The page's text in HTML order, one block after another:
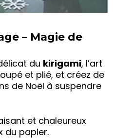
– Magie de
du kirigami, l’art
et plié, et créez de
de Noël à suspendre
et chaleureux
du papier.